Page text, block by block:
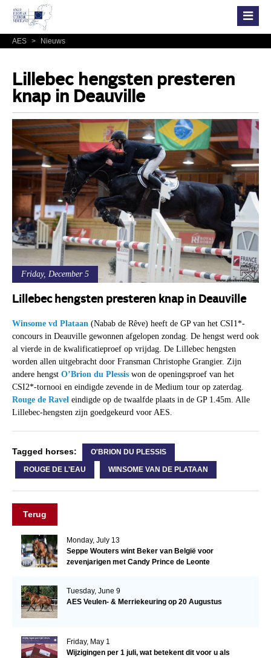
AES > Nieuws
Lillebec hengsten presteren
knap in Deauville
Friday, December 5
Lillebec hengsten presteren knap in Deauville
Winsome vd Plataan(Nabab de Rêve) heeft de GP van het CSI1*-
concours in Deauville gewonnen afgelopen zondag. De hengst werd ook
al vierde in de kwalificatieproef op vrijdag. De Lillebec hengsten
worden allen uitgebracht door Fransman Christophe Grangier. Zijn
andere hengst O’Brion du Plessiswon de openingsproef van het
CSI2*-tornooi en eindigde zevende in de Medium tour op zaterdag.
Rouge de Raveleindigde op de twaalfde plaats in de GP 1.45m. Alle
Lillebec-hengsten zijn goedgekeurd voor AES.
Tagged horses: O'BRION DU PLESSIS
ROUGE DE L'EAU WINSOME VAN DE PLATAAN
Terug
Monday, July 13
Seppe Wouters wint Beker van België voor
zevenjarigen met Candy Prince de Leonte
Tuesday, June 9
AES Veulen- & Merriekeuring op 20 Augustus
Friday, May 1
Wijzigingen per 1 juli, wat betekent dit voor u als